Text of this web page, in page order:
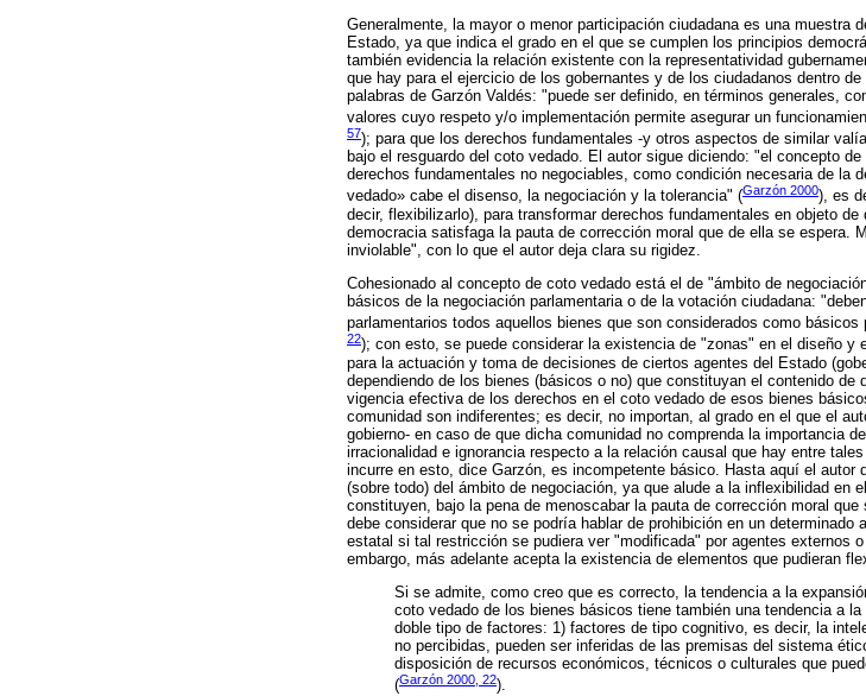
Generalmente, la mayor o menor participación ciudadana es una muestra
Estado, ya que indica el grado en el que se cumplen los principios
también evidencia la relación existente con la representatividad
que hay para el ejercicio de los gobernantes y de los ciudadanos dentro
palabras de Garzón Valdés: "puede ser definido, en términos generales,
valores cuyo respeto y/o implementación permite asegurar un
57); para que los derechos fundamentales -y otros aspectos de similar
bajo el resguardo del coto vedado. El autor sigue diciendo: "el concepto
derechos fundamentales no negociables, como condición necesaria de la
vedado» cabe el disenso, la negociación y la tolerancia" (Garzón 2000), es
decir, flexibilizarlo), para transformar derechos fundamentales en objeto
democracia satisfaga la pauta de corrección moral que de ella se espera.
inviolable", con lo que el autor deja clara su rigidez.
Cohesionado al concepto de coto vedado está el de "ámbito de
básicos de la negociación parlamentaria o de la votación ciudadana:
parlamentarios todos aquellos bienes que son considerados como
22); con esto, se puede considerar la existencia de "zonas" en el diseño y
para la actuación y toma de decisiones de ciertos agentes del Estado
dependiendo de los bienes (básicos o no) que constituyan el contenido
vigencia efectiva de los derechos en el coto vedado de esos bienes
comunidad son indiferentes; es decir, no importan, al grado en el que el
gobierno- en caso de que dicha comunidad no comprenda la importancia
irracionalidad e ignorancia respecto a la relación causal que hay entre
incurre en esto, dice Garzón, es incompetente básico. Hasta aquí el
(sobre todo) del ámbito de negociación, ya que alude a la inflexibilidad en
constituyen, bajo la pena de menoscabar la pauta de corrección moral
debe considerar que no se podría hablar de prohibición en un
estatal si tal restricción se pudiera ver "modificada" por agentes externos
embargo, más adelante acepta la existencia de elementos que pudieran
Si se admite, como creo que es correcto, la tendencia a la
coto vedado de los bienes básicos tiene también una tendencia a
doble tipo de factores: 1) factores de tipo cognitivo, es decir, la
no percibidas, pueden ser inferidas de las premisas del sistema
disposición de recursos económicos, técnicos o culturales que
(Garzón 2000, 22).